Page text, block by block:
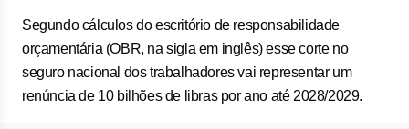
Segundo cálculos do escritório de responsabilidade
orçamentária (OBR, na sigla em inglês) esse corte no
seguro nacional dos trabalhadores vai representar um
renúncia de 10 bilhões de libras por ano até 2028/2029.